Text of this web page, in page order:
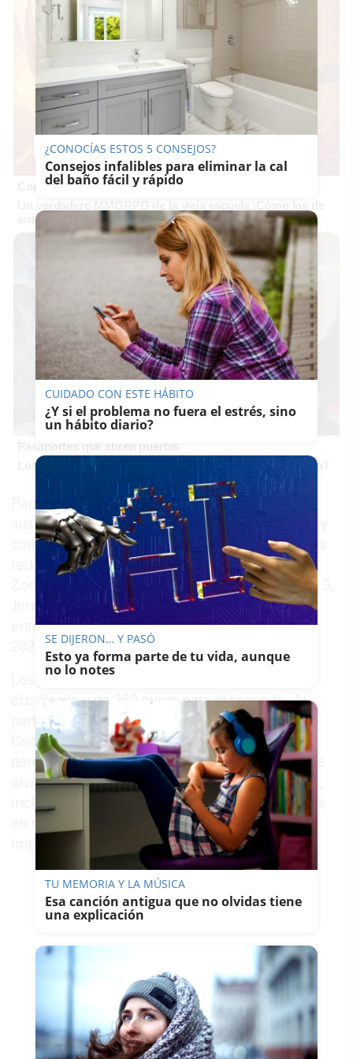
Corepunk MMORPG
antes, pero mejor!
Pasaportes que abren puertas
Los pasaportes más poderosos del mundo, ¿está el tuyo?
Para participar, los interesados deben entregar
sus obras de arte, como mínimo en formato A3 y
como máximo en A2, como establecen las bases
redactadas por el Consorcio de las Aguas de la
Zona Gaditana, ubicado en Calle Ancha número 3,
Jerez de la Frontera. La fecha límite para la
entrega de las obras es el 31 de diciembre de
2023.
Los premios son de 500 euros para el primer
clasificado y de 250 euros para el segundo. Al
participar en el concurso, los artistas otorgan al
Consorcio de Aguas de la Zona Gaditana el
derecho no exclusivo de utilizar las obras de arte
enviadas para fines promocionales y educativos,
incluyendo exhibiciones públicas, publicaciones
en redes sociales, sitios web y materiales
¿CONOCÍAS ESTOS 5 CONSEJOS?
Consejos infalibles para eliminar la cal
del baño fácil y rápido
CUIDADO CON ESTE HÁBITO
¿Y si el problema no fuera el estrés, sino
un hábito diario?
SE DIJERON… Y PASÓ
Esto ya forma parte de tu vida, aunque
no lo notes
TU MEMORIA Y LA MÚSICA
Esa canción antigua que no olvidas tiene
una explicación